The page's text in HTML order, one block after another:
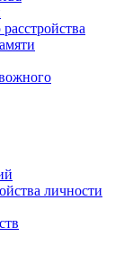
личности